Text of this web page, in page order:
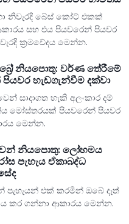
නිවැරදි බේස් කෝට් එකක්
සහ එය පියවරෙන් පියවර
ක්‍රමවේදය මෙන්න.
නියපොතු: වර්ණ තේරීමේ
හැඩගැන්වීම දක්වා
සාදාගත හැකි අලංකාර දම්
නිය මෝස්තරයක් පියවරෙන් පියවර
මෙන්න.
නියපොතු: ලෝහමය
පැහැය ඒකාබද්ධ
එක් කරමින් ඔබේ දෑත්
කර ගන්නා ආකාරය මෙන්න.